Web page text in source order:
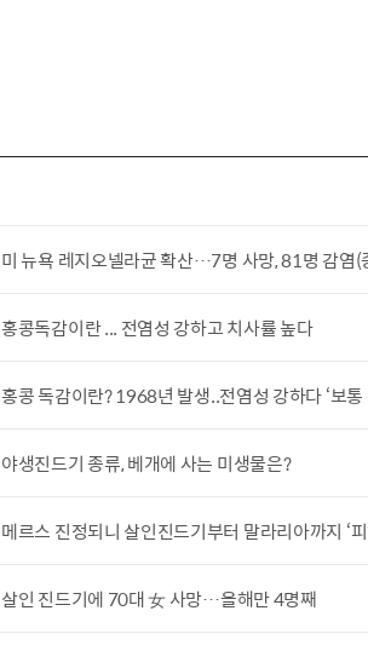
미 뉴욕 레지오넬라균 확산…7명 사망, 81명 감염(
홍콩독감이란 ... 전염성 강하고 치사률 높다
홍콩 독감이란? 1968년 발생..전염성 강하다 ‘보통
야생진드기 종류, 베개에 사는 미생물은?
메르스 진정되니 살인진드기부터 말라리아까지 ‘
살인 진드기에 70대 女 사망…올해만 4명째